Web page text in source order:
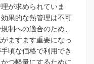
が求められていま
果的な熱管理は不可
制への適合のため、
ますます重要になっ
頃な価格で利用でき
つ軽量にするために